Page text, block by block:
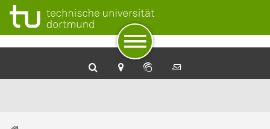
Zum Navigationspfad
Zur Navigation
Zum Schnellzugriff
Zum Fuß der Seite mit weiteren Services
Zum Inhalt
Zur Startseite
Nachhaltigkeit an der TU Dortmund